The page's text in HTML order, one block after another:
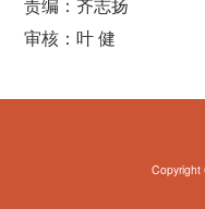
责编：齐志扬
审核：叶 健
Copyright